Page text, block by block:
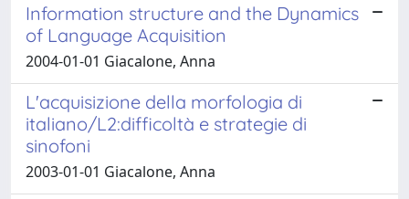
Information structure and the Dynamics
of Language Acquisition
2004-01-01 Giacalone, Anna
L'acquisizione della morfologia di
italiano/L2:difficoltà e strategie di
sinofoni
2003-01-01 Giacalone, Anna